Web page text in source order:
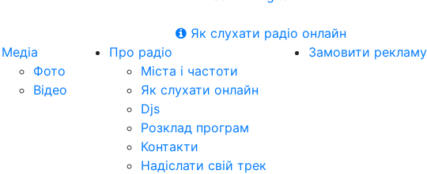
Як слухати радіо онлайн
Медіа
Фото
Відео
Про радіо
Міста і частоти
Як слухати онлайн
Djs
Розклад програм
Контакти
Надіслати свій трек
Замовити рекламу